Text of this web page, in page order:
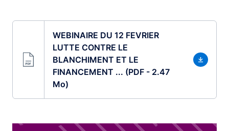
WEBINAIRE DU 12 FEVRIER
LUTTE CONTRE LE
BLANCHIMENT ET LE
FINANCEMENT ... (PDF - 2.47
Mo)